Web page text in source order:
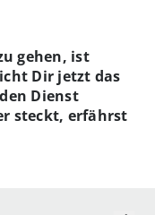
gehen, ist
Dir jetzt das
Dienst
steckt, erfährst